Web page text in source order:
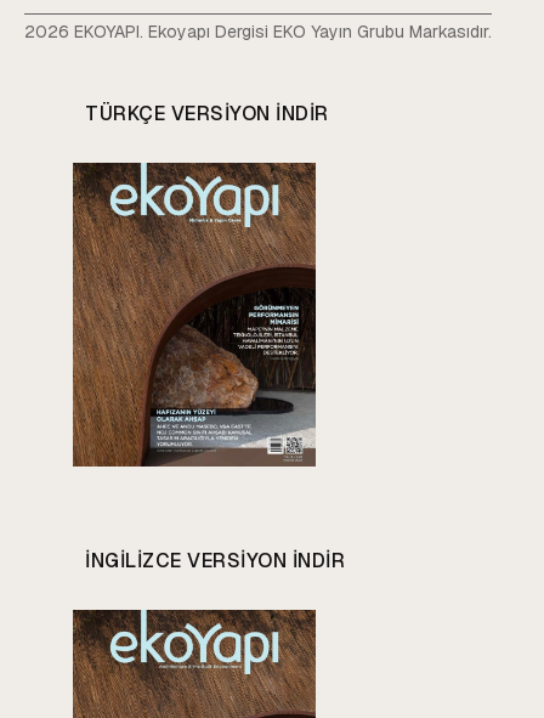
2026 EKOYAPI. Ekoyapı Dergisi EKO Yayın Grubu Markasıdır.
TÜRKÇE VERSIYON INDIR
INGILIZCE VERSIYON INDIR